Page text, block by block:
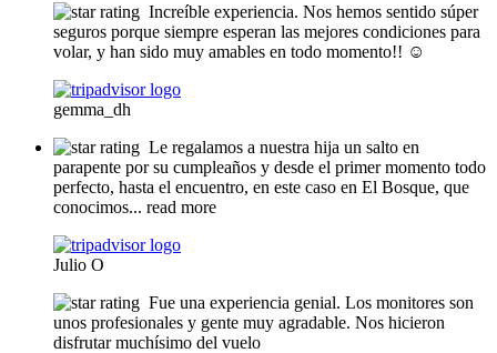
Increíble experiencia. Nos hemos sentido súper
seguros porque siempre esperan las mejores condiciones para
volar, y han sido muy amables en todo momento!! ☺️
gemma_dh
Le regalamos a nuestra hija un salto en
parapente por su cumpleaños y desde el primer momento todo
perfecto, hasta el encuentro, en este caso en El Bosque, que
conocimos... read more
Julio O
Fue una experiencia genial. Los monitores son
unos profesionales y gente muy agradable. Nos hicieron
disfrutar muchísimo del vuelo